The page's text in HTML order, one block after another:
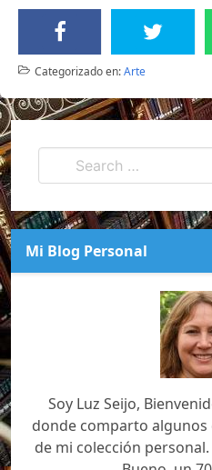
Categorizado en:Arte
Mi Blog Personal
Soy Luz Seijo,
donde comparto
de mi colección